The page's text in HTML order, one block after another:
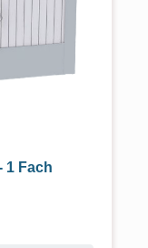
1 Fach